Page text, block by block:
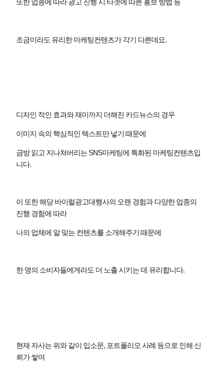
또한 업종에 따라 광고 진행 시 타겟에 따른 홍보 방법 등
조금이라도 유리한 마케팅컨텐츠가 각기 다른데요.
디자인 적인 효과와 재미까지 더해진 카드뉴스의 경우
이미지 속의 핵심적인 텍스트만 넣기 때문에
금방 읽고 지나쳐버리는 SNS마케팅에 특화된 마케팅컨텐츠입
니다.
이 또한 해당 바이럴광고대행사의 오랜 경험과 다양한 업종의
진행 경험에 따라
나의 업체에 알 맞는 컨텐츠를 소개해주기 때문에
한 명의 소비자들에게라도 더 노출 시키는 데 유리합니다.
현재 자사는 위와 같이 입소문, 포트폴리오 사례 등으로 인해 신
뢰가 쌓여